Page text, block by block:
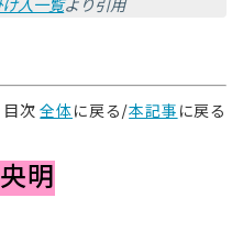
人一覧より引用
目次全体に戻る/本記事 に戻る
明